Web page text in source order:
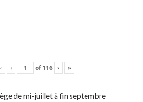
‹ of 116 › »
de mi-juillet à fin septembre